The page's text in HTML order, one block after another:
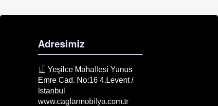
Adresimiz
Yeşilce Mahallesi Yunus
Emre Cad. No:16 4.Levent /
İstanbul
www.caglarmobilya.com.tr